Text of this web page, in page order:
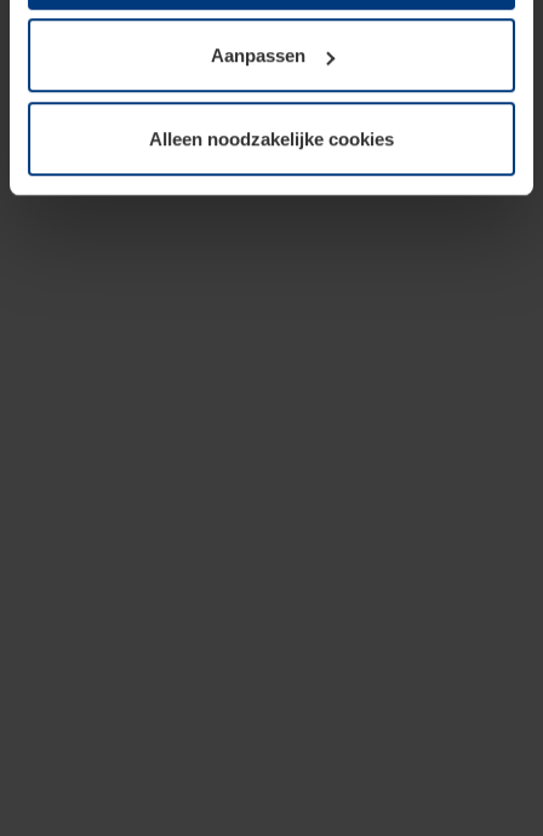
van deze pagina's absoluut vereist is. Voor alle andere
soorten cookies is uw toestemming benodigd. Uw
toestemming kunt u op elk moment bij de uitleg van de
wijzigen of herroepen.
Aanpassen
Alleen noodzakelijke cookies